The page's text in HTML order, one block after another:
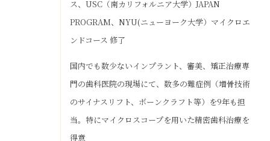
ス、USC（南カリフォルニア大学）JAPAN
PROGRAM、NYU(ニューヨーク大学）マイクロエ
ンドコース 修了
国内でも数少ないインプラント、審美、矯正治療専
門の歯科医院の現場にて、数多の難症例（増骨技術
のサイナスリフト、ボーンクラフト等）を9年も担
当。特にマイクロスコープを用いた精密歯科治療を
得意